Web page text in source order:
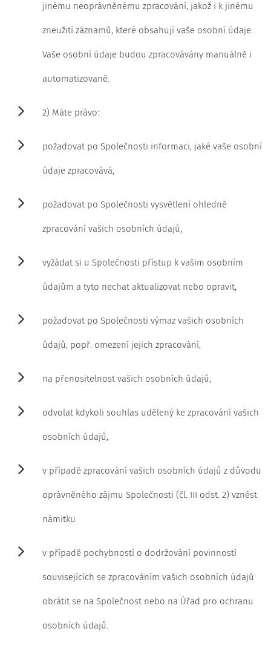
jinému neoprávněnému zpracování, jakož i k jinému
zneužití záznamů, které obsahují vaše osobní údaje.
Vaše osobní údaje budou zpracovávány manuálně i
automatizovaně.
2) Máte právo:
požadovat po Společnosti informaci, jaké vaše osobní
údaje zpracovává,
požadovat po Společnosti vysvětlení ohledně
zpracování vašich osobních údajů,
vyžádat si u Společnosti přístup k vašim osobním
údajům a tyto nechat aktualizovat nebo opravit,
požadovat po Společnosti výmaz vašich osobních
údajů, popř. omezení jejich zpracování,
na přenositelnost vašich osobních údajů,
odvolat kdykoli souhlas udělený ke zpracování vašich
osobních údajů,
v případě zpracování vašich osobních údajů z důvodu
oprávněného zájmu Společnosti (čl. III odst. 2) vznést
námitku
v případě pochybností o dodržování povinností
souvisejících se zpracováním vašich osobních údajů
obrátit se na Společnost nebo na Úřad pro ochranu
osobních údajů.